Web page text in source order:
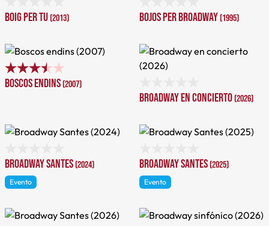
Boig per tu(2013) Bojos per Broadway(1995)
Boscos endins(2007)
Broadway en concierto(2026)
Broadway Santes(2024)
Evento
Broadway Santes(2025)
Evento